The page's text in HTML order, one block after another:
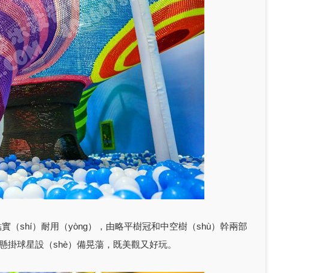
（shí）耐用（yòng），由略平樹冠和中空樹（shù）幹兩部
球星設（shè）備晃蕩，既美觀又好玩。